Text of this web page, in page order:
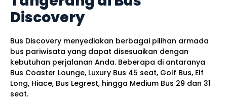
Discovery
Bus Discovery menyediakan berbagai pilihan armada
bus pariwisata yang dapat disesuaikan dengan
kebutuhan perjalanan Anda. Beberapa di antaranya
Bus Coaster Lounge, Luxury Bus 45 seat, Golf Bus, Elf
Long, Hiace, Bus Legrest, hingga Medium Bus 29 dan 31
seat.